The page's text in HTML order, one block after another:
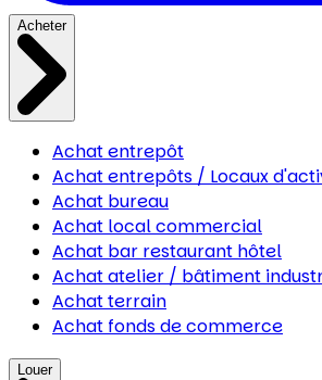
Acheter
Achat entrepôt
Achat entrepôts / Locaux
Achat bureau
Achat local commercial
Achat bar restaurant hôtel
Achat atelier / bâtiment
Achat terrain
Achat fonds de commerce
Louer